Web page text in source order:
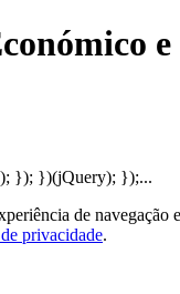
}); })(jQuery); });...
de navegação
privacidade.